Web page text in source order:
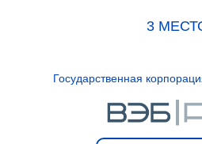
3
Государственная